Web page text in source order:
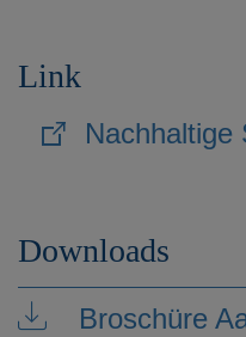
Link
Nachhaltige
Downloads
Broschüre